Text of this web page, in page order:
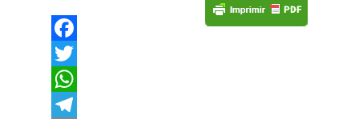
Facebook
Twitter
WhatsApp